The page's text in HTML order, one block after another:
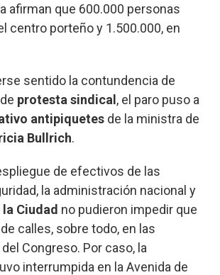
afirman que 600.000 personas
centro porteño y 1.500.000, en
sentido la contundencia de
protesta sindical , el paro puso a
antipiquetes de la ministra de
Bullrich.
de efectivos de las
la administración nacional y
Ciudad no pudieron impedir que
calles, sobre todo, en las
Congreso. Por caso, la
interrumpida en la Avenida de